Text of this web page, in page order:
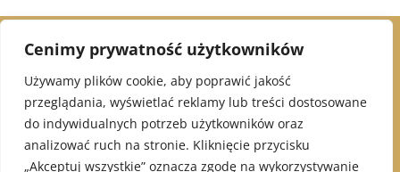
Cenimy prywatność użytkowników
Używamy plików cookie, aby poprawić jakość
przeglądania, wyświetlać reklamy lub treści dostosowane
do indywidualnych potrzeb użytkowników oraz
analizować ruch na stronie. Kliknięcie przycisku
„Akceptuj wszystkie” oznacza zgodę na wykorzystywanie
© 2021 Alex Jubiler
INFORMACJE:
Polityka Prywatności